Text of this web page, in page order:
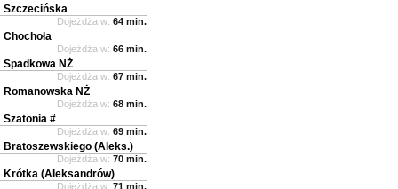
Szczecińska
Dojeżdża w: 64 min.
Chochoła
Dojeżdża w: 66 min.
Spadkowa NŻ
Dojeżdża w: 67 min.
Romanowska NŻ
Dojeżdża w: 68 min.
Szatonia #
Dojeżdża w: 69 min.
Bratoszewskiego (Aleks.)
Dojeżdża w: 70 min.
Krótka (Aleksandrów)
Dojeżdża w: 71 min.